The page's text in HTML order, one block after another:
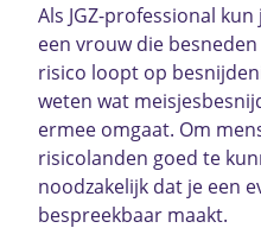
Als JGZ-professional
een vrouw die
risico loopt op
weten wat
ermee omgaat. Om
risicolanden goed te
noodzakelijk dat je een
bespreekbaar maakt.